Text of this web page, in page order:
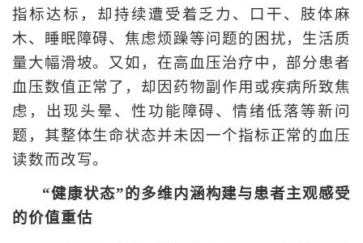
指标达标，却持续遭受着乏力、口干、肢体麻
木、睡眠障碍、焦虑烦躁等问题的困扰，生活质
量大幅滑坡。又如，在高血压治疗中，部分患者
血压数值正常了，却因药物副作用或疾病所致焦
虑，出现头晕、性功能障碍、情绪低落等新问
题，其整体生命状态并未因一个指标正常的血压
读数而改写。
“健康状态”的多维内涵构建与患者主观感受
的价值重估